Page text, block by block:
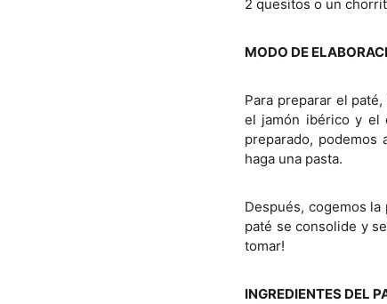
2 quesitos o un
MODO DE
Para preparar el
el jamón ibérico y el
preparado,
haga una pasta.
Después, cogemos
paté se consolide y
tomar!
INGREDIENTES DEL